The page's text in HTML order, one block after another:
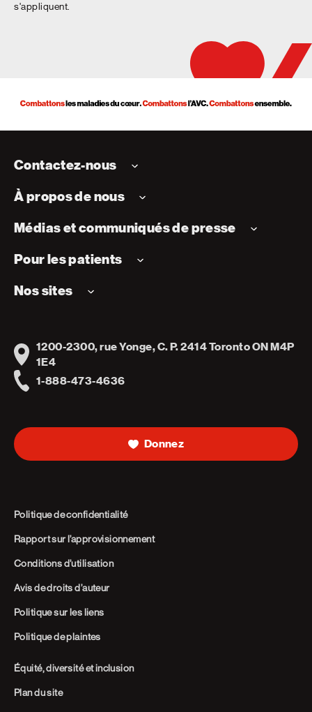
s'appliquent.
Contactez-nous
À propos de nous
Médias et communiqués de presse
Pour les patients
Nos sites
Address
1200-2300, rue Yonge, C. P. 2414 Toronto ON M4P
1E4
1-888-473-4636
Donnez
Politique de confidentialité
Rapport sur l’approvisionnement
Conditions d’utilisation
Avis de droits d’auteur
Politique sur les liens
Politique de plaintes
Équité, diversité et inclusion
Plan du site